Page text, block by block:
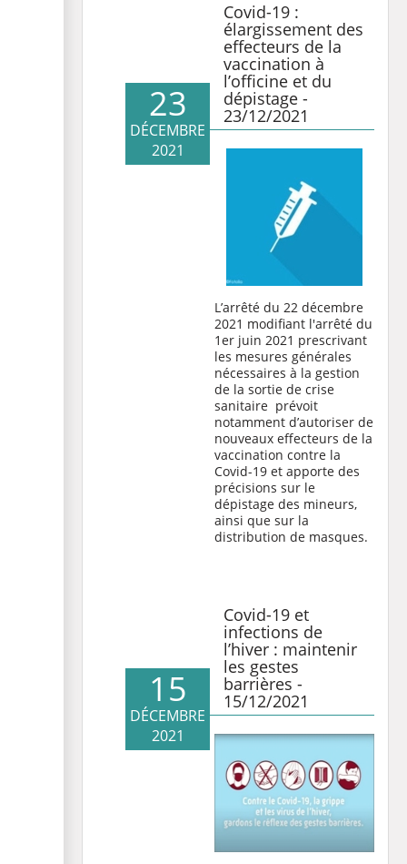
Covid-19 :
élargissement des
effecteurs de la
vaccination à
l’officine et du
dépistage -
23/12/2021
23
DÉCEMBRE
2021
L’arrêté du 22 décembre
2021 modifiant l'arrêté du
1er juin 2021 prescrivant
les mesures générales
nécessaires à la gestion
de la sortie de crise
sanitaire prévoit
notamment d’autoriser de
nouveaux effecteurs de la
vaccination contre la
Covid-19 et apporte des
précisions sur le
dépistage des mineurs,
ainsi que sur la
distribution de masques.
Covid-19 et
infections de
l’hiver : maintenir
les gestes
barrières -
15/12/2021
15
DÉCEMBRE
2021